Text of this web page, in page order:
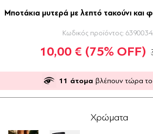
Μποτάκια μυτερά με λεπτό τακούνι και
Κωδικός προϊόντος:
10,00 € (75% OFF)
11 άτομα βλέπουν τώρα το
Χρώματα